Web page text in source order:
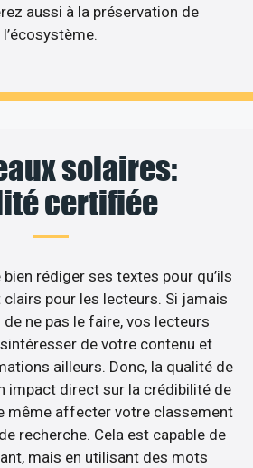
aussi à la préservation de
l’écosystème.
solaires:
certifiée
rédiger ses textes pour qu’ils
pour les lecteurs. Si jamais
ne pas le faire, vos lecteurs
de votre contenu et
ailleurs. Donc, la qualité de
impact direct sur la crédibilité de
même affecter votre classement
recherche. Cela est capable de
mais en utilisant des mots